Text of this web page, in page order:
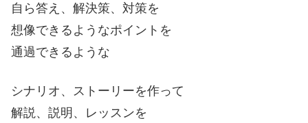
自ら答え、解決策、対策を
想像できるようなポイントを
通過できるような
シナリオ、ストーリーを作って
解説、説明、レッスンを